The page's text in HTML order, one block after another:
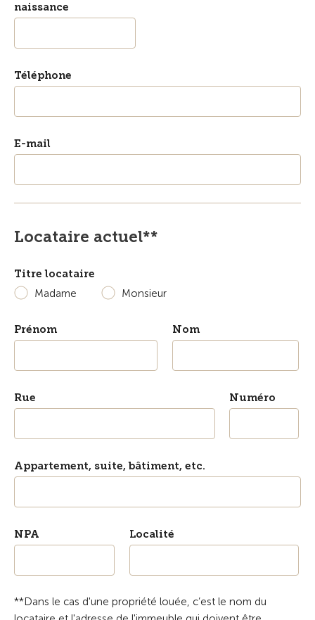
naissance
Téléphone
E-mail
Locataire actuel**
Titre locataire
Madame
Monsieur
Prénom Nom
Rue Numéro
Appartement, suite, bâtiment, etc.
NPA Localité
**Dans le cas d'une propriété louée, c’est le nom du